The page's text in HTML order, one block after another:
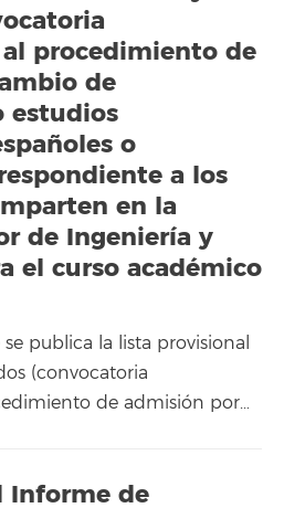
procedimiento de
de
estudios
o
a los
en la
de Ingeniería y
el curso académico
publica la lista provisional
(convocatoria
de admisión por…
Informe de